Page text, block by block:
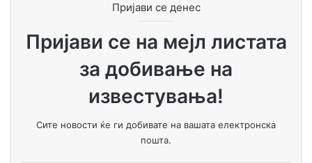
Пријави се денес
Пријави се на мејл листата
за добивање на
известувања!
Сите новости ќе ги добивате на вашата електронска
пошта.